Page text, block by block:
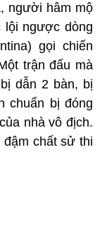
người hâm mộ
lội ngược dòng
gọi chiến
trận đấu mà
dẫn 2 bàn, bị
chuẩn bị đóng
nhà vô địch.
đậm chất sử thi